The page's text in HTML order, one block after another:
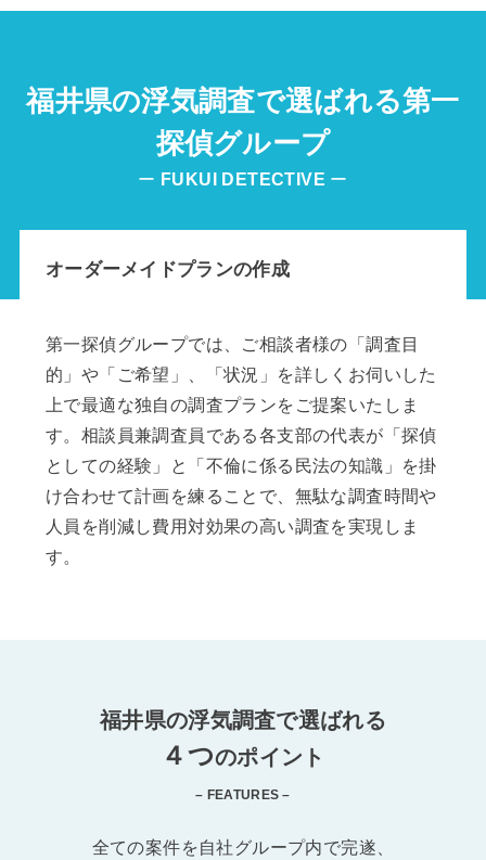
福井県の浮気調査で選ばれる第一
探偵グループ
ー FUKUI DETECTIVE ー
オーダーメイドプランの作成
第一探偵グループでは、ご相談者様の「調査目
的」や「ご希望」、「状況」を詳しくお伺いした
上で最適な独自の調査プランをご提案いたしま
す。相談員兼調査員である各支部の代表が「探偵
としての経験」と「不倫に係る民法の知識」を掛
け合わせて計画を練ることで、無駄な調査時間や
人員を削減し費用対効果の高い調査を実現しま
す。
福井県の浮気調査で選ばれる
４つのポイント
– FEATURES –
全ての案件を自社グループ内で完遂、